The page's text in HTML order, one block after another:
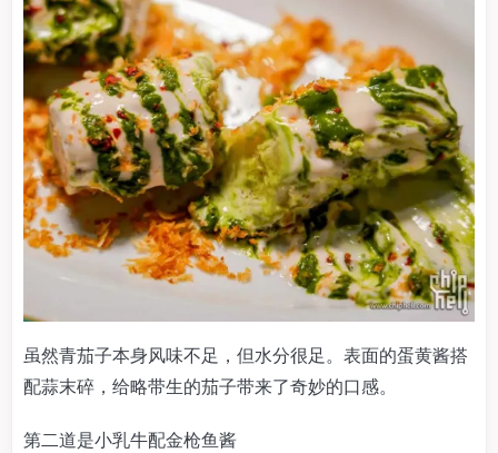
虽然青茄子本身风味不足，但水分很足。表面的蛋黄酱搭
配蒜末碎，给略带生的茄子带来了奇妙的口感。
第二道是小乳牛配金枪鱼酱